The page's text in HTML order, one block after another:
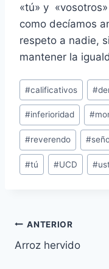
«tú» y
como decíamos
respeto a nadie,
mantener la
Etiquetas
de
la
entrada:
#calificativos #
#inferioridad #
#reverendo #
#tú #UCD #
Navegación
de
ANTERIOR
Arroz hervido